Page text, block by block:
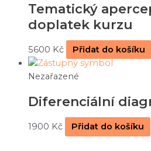
Tematický
doplatek kurzu
5600 Kč Přidat do košíku
Nezařazené
Diferenciální
1900 Kč Přidat do košíku